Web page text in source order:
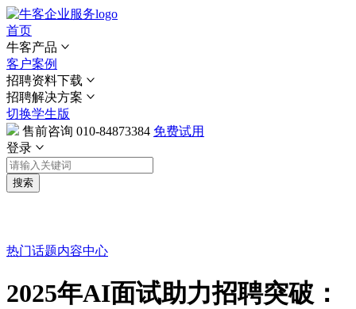
首页
牛客产品
客户案例
招聘资料下载
招聘解决方案
切换学生版
售前咨询 010-84873384 免费试用
登录
搜索
热门话题内容中心
2025年AI面试助力招聘突破：